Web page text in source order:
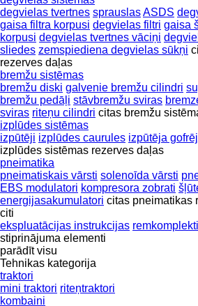
degvielas tvertnes sprauslasASDS
gaisa filtra korpusi degvielas filtri gaisa
korpusi degvielas tvertnes vāciņi
sliedes zemspiediena degvielas sūkņi
rezerves daļas
bremžu sistēmas
bremžu diski galvenie bremžu cilindri
bremžu pedāļi stāvbremžu sviras
sviras riteņu cilindri citas bremžu
izplūdes sistēmas
izpūtēji izplūdes caurules izpūtēja
izplūdes sistēmas rezerves daļas
pneimatika
pneimatiskais vārsti solenoīda vārsti
EBS modulatori kompresora zobrati
energijasakumulatori citas pneimatikas
citi
ekspluatācijas instrukcijas remkomplekti
stiprinājuma elementi
parādīt visu
Tehnikas kategorija
traktori
mini traktori riteņtraktori
kombaini